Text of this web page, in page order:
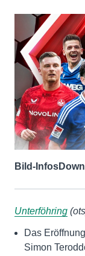
Bild-Infos
Unterföhring
Das
Simon